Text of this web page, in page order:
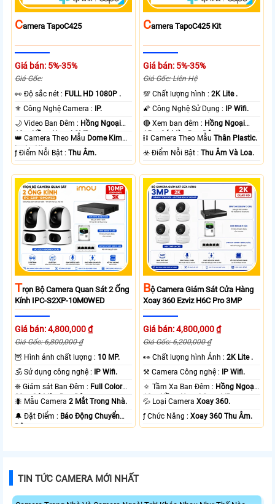
CAmera TapoC425
Giá bán: 5%-35%
Giá Gốc:
️👀 Độ sắc nét : FULL HD 1080P .
⚜️ Công Nghệ Camera :
IP.
🌙 Video Ban Đêm : Hồng Ngoại
10m Hồng Ngoại SMD.
👑 Camera Theo Mẫu Dome Kim
loại + Nhựa.
️ƒ Điểm Nỗi Bật :Thu Âm.
CAmera TapoC425 Kit
Giá bán: 5%-35%
Giá Gốc: Liên Hệ
💯 Chất lượng hình :2K Lite .
🌠 Công Nghệ Sử Dụng :
IP Wifi.
🔴 Xem ban đêm : Hồng Ngoại
15m Có Màu Ban Ðêm.
⛓ Camera Theo MẫuThân Plastic.
️☣️ Điểm Nỗi Bật :Thu Âm Và Loa.
TRọn Bộ Camera Quan Sát 2 Ống
Kính IPC-S2XP-10M0WED
Giá bán: 4,800,000 ₫
Giá Gốc: 6,800,000 ₫
🦉 Hình ảnh chất lượng : 10 MP.
🕉️ Sử dụng công nghệ :
IP Wifi.
❈ Giám sát Ban Đêm : Full Color
20m Có Màu Ban Ðêm.
🐜 Mẫu Camera2 Mắt Trong Nhà.
️🔔 Đặt Điểm : Báo Động Chuyển
Động.
BỘ Camera Giám Sát Cửa Hàng
Xoay 360 Ezviz H6C Pro 3MP
Giá bán: 4,800,000 ₫
Giá Gốc: 6,200,000 ₫
️👀 Chất lượng hình Ảnh :2K Lite .
⚒ Camera Công nghệ :
IP Wifi.
🔅 Tầm Xa Ban Đêm : Hồng Ngoại
10m Hồng Ngoại Smart IR.
💦 Loại CameraXoay 360.
️ƒ Chức Năng :Xoay 360 Thu Âm.
TIN TỨC CAMERA MỚI NHẤT